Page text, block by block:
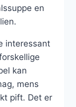
en
interessant
kan
mens
pift. Det er